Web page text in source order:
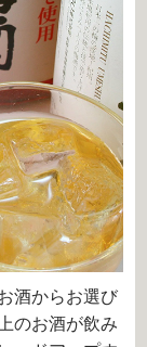
酒からお選び
のお酒が飲み